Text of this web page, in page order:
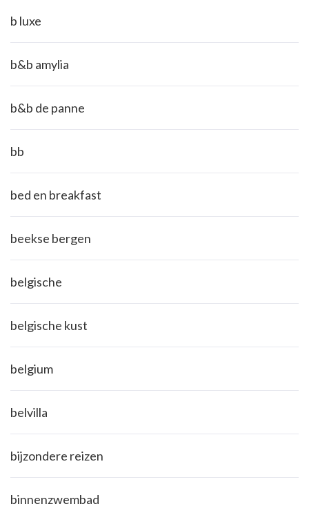
b luxe
b&b amylia
b&b de panne
bb
bed en breakfast
beekse bergen
belgische
belgische kust
belgium
belvilla
bijzondere reizen
binnenzwembad